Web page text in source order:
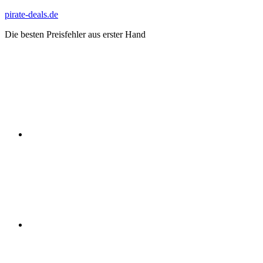
Zum
springen
pirate-deals.de
Die besten Preisfehler aus erster Hand